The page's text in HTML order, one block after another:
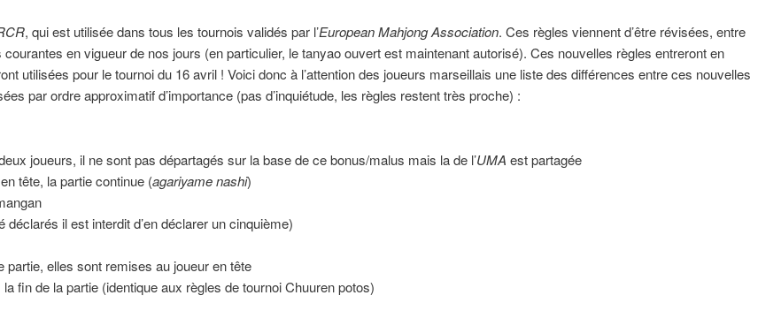
, qui est utilisée dans tous les tournois validés par l’European Mahjong Association. Ces règles viennent d’être révisées, entre
en vigueur de nos jours (en particulier, le tanyao ouvert est maintenant autorisé). Ces nouvelles règles entreront en
utilisées pour le tournoi du 16 avril ! Voici donc à l’attention des joueurs marseillais une liste des différences entre ces nouvelles
par ordre approximatif d’importance (pas d’inquiétude, les règles restent très proche) :
joueurs, il ne sont pas départagés sur la base de ce bonus/malus mais la de l’UMA est partagée
tête, la partie continue (agariyame nashi)
il est interdit d’en déclarer un cinquième)
partie, elles sont remises au joueur en tête
fin de la partie (identique aux règles de tournoi Chuuren potos)